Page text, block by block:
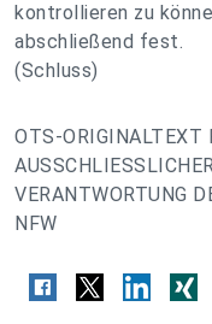
kontrollieren zu
abschließend fest.
(Schluss)
OTS-ORIGINALTEXT
VERANTWORTUNG
NFW